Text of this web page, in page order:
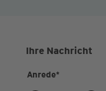
Ihre Nachricht
Anrede*